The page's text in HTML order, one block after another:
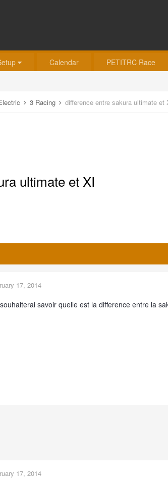
Calendar PETITRC Race
3 Racing difference entre sakura ultimate et
ultimate et XI
17, 2014
savoir quelle est la difference entre la
17, 2014